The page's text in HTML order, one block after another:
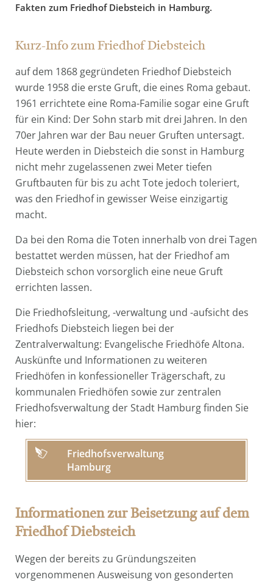
Fakten zum Friedhof Diebsteich in Hamburg.
Kurz-Info zum Friedhof Diebsteich
auf dem 1868 gegründeten Friedhof Diebsteich
wurde 1958 die erste Gruft, die eines Roma gebaut.
1961 errichtete eine Roma-Familie sogar eine Gruft
für ein Kind: Der Sohn starb mit drei Jahren. In den
70er Jahren war der Bau neuer Gruften untersagt.
Heute werden in Diebsteich die sonst in Hamburg
nicht mehr zugelassenen zwei Meter tiefen
Gruftbauten für bis zu acht Tote jedoch toleriert,
was den Friedhof in gewisser Weise einzigartig
macht.
Da bei den Roma die Toten innerhalb von drei Tagen
bestattet werden müssen, hat der Friedhof am
Diebsteich schon vorsorglich eine neue Gruft
errichten lassen.
Die Friedhofsleitung, -verwaltung und -aufsicht des
Friedhofs Diebsteich liegen bei der
Zentralverwaltung: Evangelische Friedhöfe Altona.
Auskünfte und Informationen zu weiteren
Friedhöfen in konfessioneller Trägerschaft, zu
kommunalen Friedhöfen sowie zur zentralen
Friedhofsverwaltung der Stadt Hamburg finden Sie
hier:
Friedhofsverwaltung
Hamburg
Informationen zur Beisetzung auf dem
Friedhof Diebsteich
Wegen der bereits zu Gründungszeiten
vorgenommenen Ausweisung von gesonderten